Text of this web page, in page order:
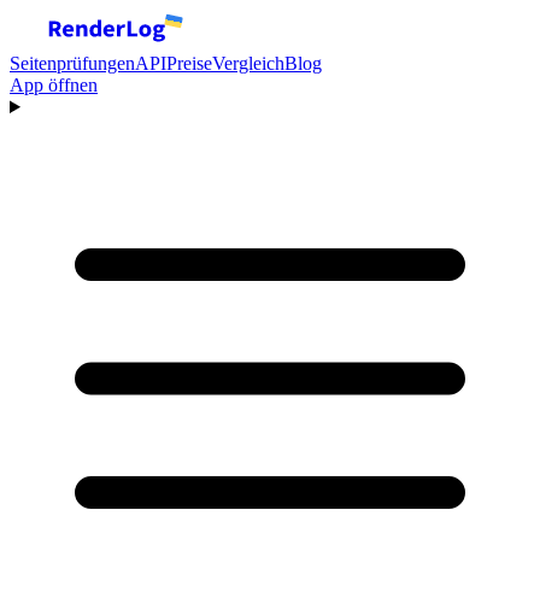
SeitenprüfungenAPIPreiseVergleichBlog
App öffnen